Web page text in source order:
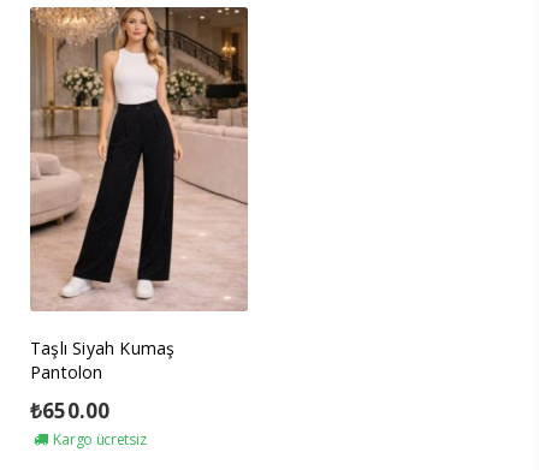
Taşlı Siyah Kumaş
Pantolon
₺650.00
Kargo ücretsiz